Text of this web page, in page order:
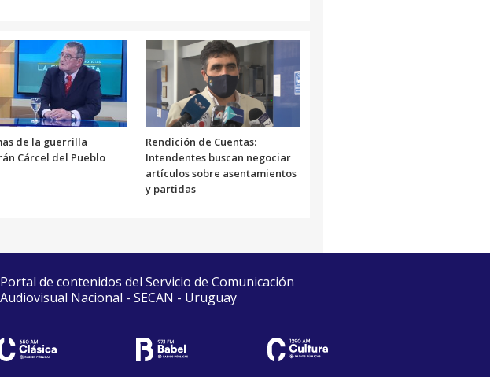
de la guerrilla
Cárcel del Pueblo
Rendición de Cuentas:
Intendentes buscan negociar
artículos sobre asentamientos
y partidas
Portal de contenidos del Servicio de Comunicación
Audiovisual Nacional - SECAN - Uruguay